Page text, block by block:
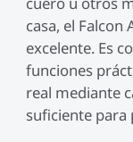
casa, el
excelente. Es
funciones
real mediante
suficiente para